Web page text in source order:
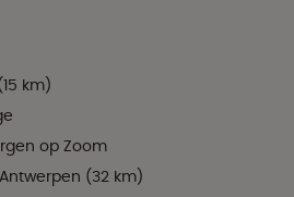
km)
op Zoom
(32 km)